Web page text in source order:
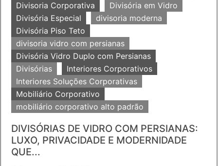
Divisoria Corporativa
Divisória em Vidro
Divisória Especial
divisoria moderna
Divisória Piso Teto
divisoria vidro com persianas
Divisória Vidro Duplo com Persianas
Divisórias
Interiores Corporativos
Interiores Soluções Corporativas
Mobiliário Corporativo
mobiliário corporativo alto padrão
DIVISÓRIAS DE VIDRO COM PERSIANAS:
LUXO, PRIVACIDADE E MODERNIDADE
QUE...